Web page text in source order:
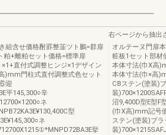
組含せ価格酎罫整韮ツト鵬=群扉
粕+離粕セット価格=標準扉
直付式調整ヒンジ×1デザイン
)mm門柱式直付調整式色セット
迎
平145,300○辛
ネ
型
ネ
挙
右ページから抽出
オルテーヌ門扉
粧板1セット部材
本体寸法(巾X高
本体寸法(巾×高
CBステン(塗装)
装
沼9,400D型E型F
(巾X高)mm記号
ステン(塗装)ブ
装